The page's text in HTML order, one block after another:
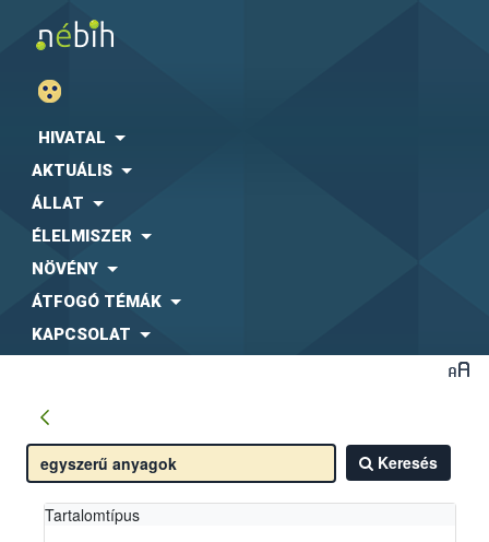
HIVATAL
AKTUÁLIS
ÁLLAT
ÉLELMISZER
NÖVÉNY
ÁTFOGÓ TÉMÁK
KAPCSOLAT
Keresés
Tartalomtípus